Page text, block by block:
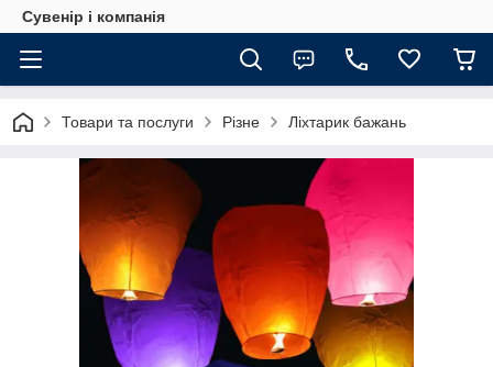
Сувенір і компанія
Товари та послуги Різне Ліхтарик бажань